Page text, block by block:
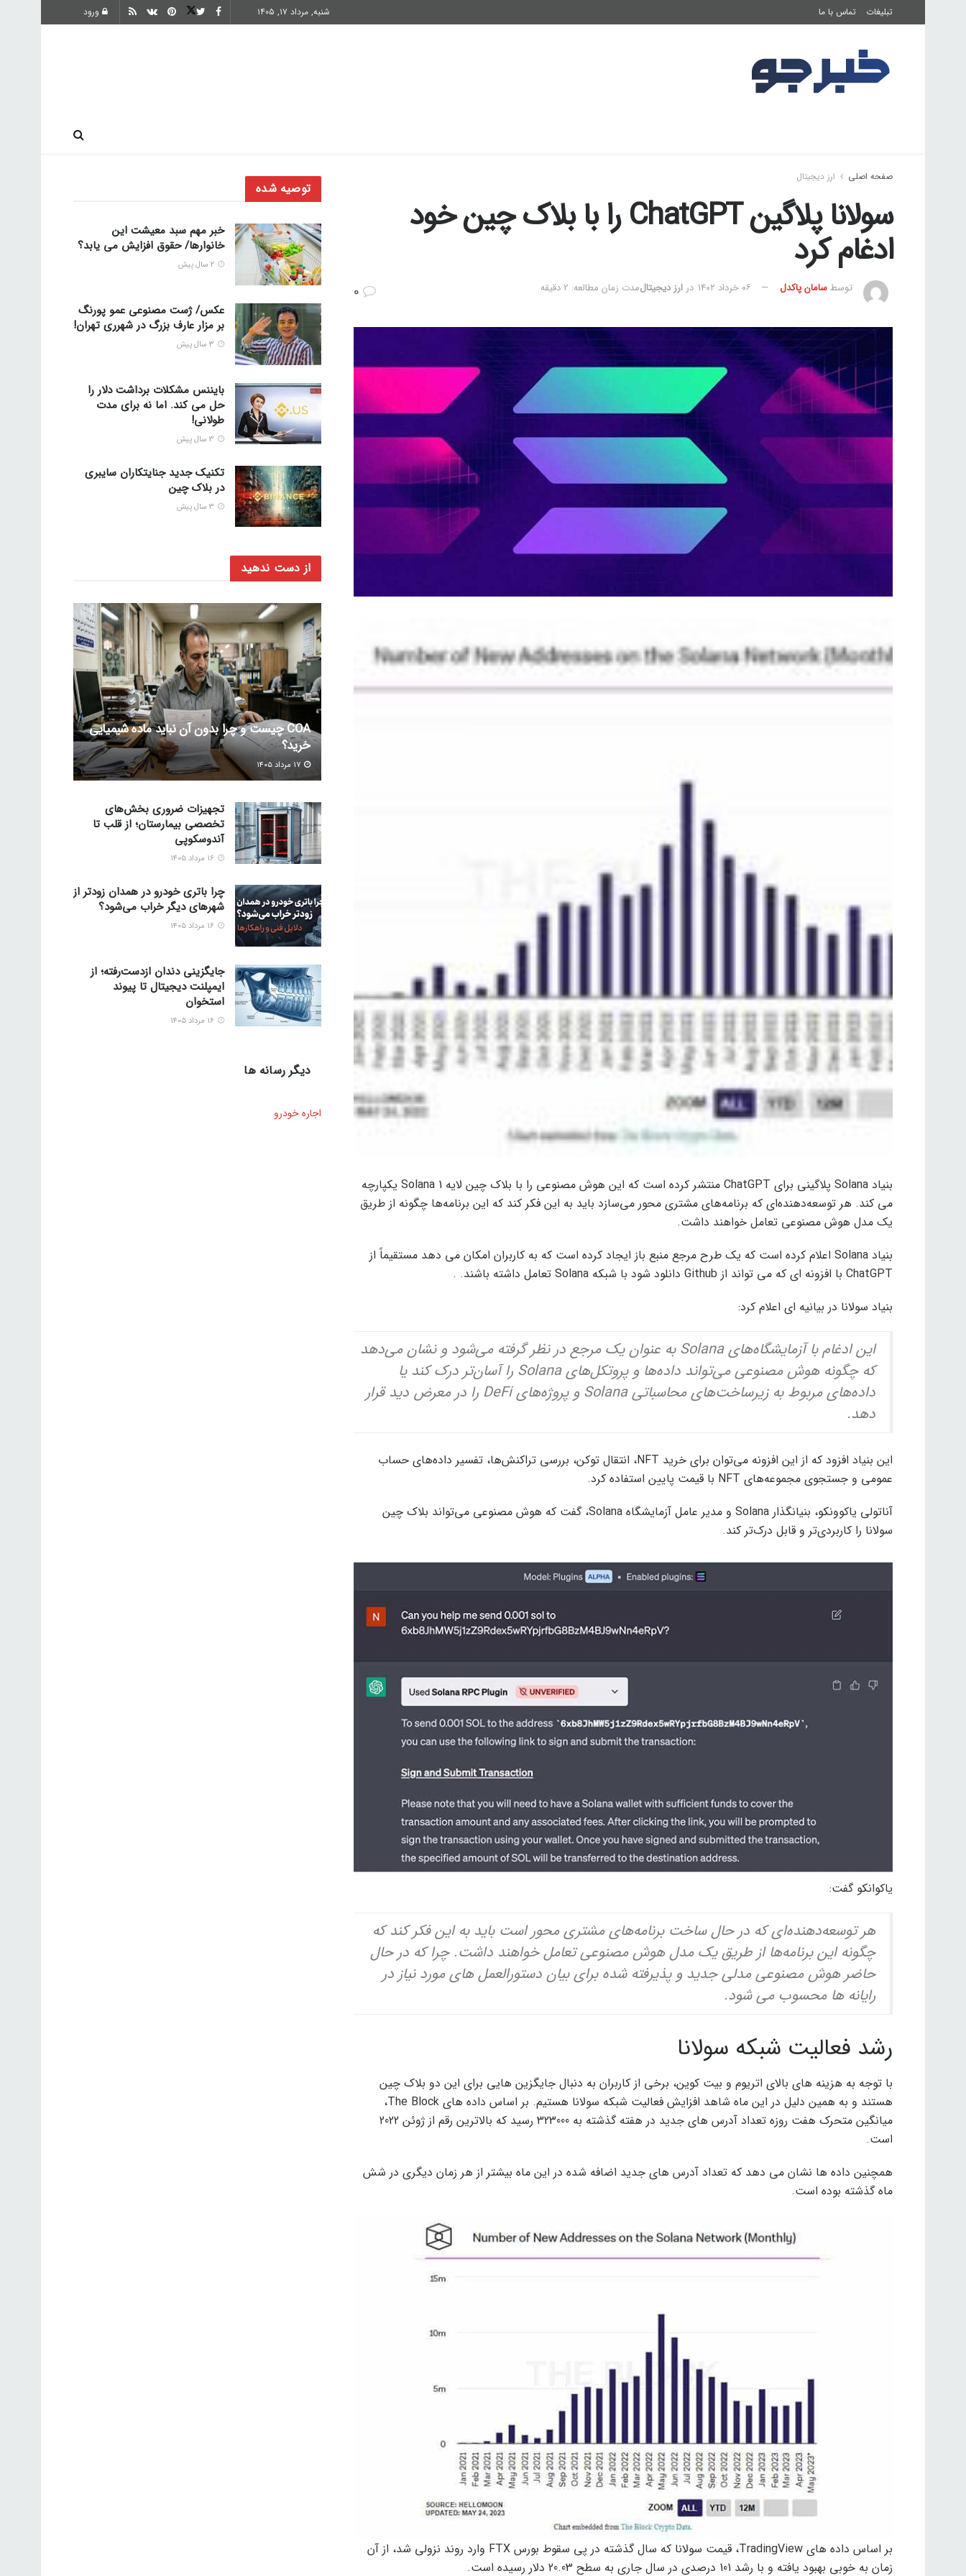
تبلیغات تماس با ما شنبه, مرداد ۱۷, ۱۴۰۵ ورود
صفحه اصلی ارز دیجیتال
سولانا پلاگین ChatGPT را با بلاک چین خود
ادغام کرد
توسطسامان پاکدل ۰۶ خرداد ۱۴۰۲ در ارز دیجیتالمدت زمان مطالعه: 2 دقیقه
بنیاد Solana پلاگینی برای ChatGPT منتشر کرده است که این هوش مصنوعی را با بلاک چین لایه 1 Solana یکپارچه
می کند. هر توسعه‌دهنده‌ای که برنامه‌های مشتری محور می‌سازد باید به این فکر کند که این برنامه‌ها چگونه از طریق
یک مدل هوش مصنوعی تعامل خواهند داشت.
بنیاد Solana اعلام کرده است که یک طرح مرجع منبع باز ایجاد کرده است که به کاربران امکان می دهد مستقیماً از
ChatGPT با افزونه ای که می تواند از Github دانلود شود با شبکه Solana تعامل داشته باشند. .
بنیاد سولانا در بیانیه ای اعلام کرد:
این ادغام با آزمایشگاه‌های Solana به عنوان یک مرجع در نظر گرفته می‌شود و نشان می‌دهد
که چگونه هوش مصنوعی می‌تواند داده‌ها و پروتکل‌های Solana را آسان‌تر درک کند یا
داده‌های مربوط به زیرساخت‌های محاسباتی Solana و پروژه‌های DeFi را در معرض دید قرار
دهد.
این بنیاد افزود که از این افزونه می‌توان برای خرید NFT، انتقال توکن، بررسی تراکنش‌ها، تفسیر داده‌های حساب
عمومی و جستجوی مجموعه‌های NFT با قیمت پایین استفاده کرد.
آناتولی یاکوونکو، بنیانگذار Solana و مدیر عامل آزمایشگاه Solana، گفت که هوش مصنوعی می‌تواند بلاک چین
سولانا را کاربردی‌تر و قابل درک‌تر کند.
یاکوانکو گفت:
هر توسعه‌دهنده‌ای که در حال ساخت برنامه‌های مشتری محور است باید به این فکر کند که
چگونه این برنامه‌ها از طریق یک مدل هوش مصنوعی تعامل خواهند داشت. چرا که در حال
حاضر هوش مصنوعی مدلی جدید و پذیرفته شده برای بیان دستورالعمل های مورد نیاز در
رایانه ها محسوب می شود.
رشد فعالیت شبکه سولانا
با توجه به هزینه های بالای اتریوم و بیت کوین، برخی از کاربران به دنبال جایگزین هایی برای این دو بلاک چین
هستند و به همین دلیل در این ماه شاهد افزایش فعالیت شبکه سولانا هستیم. بر اساس داده های The Block،
میانگین متحرک هفت روزه تعداد آدرس های جدید در هفته گذشته به 323000 رسید که بالاترین رقم از ژوئن 2022
است.
همچنین داده ها نشان می دهد که تعداد آدرس های جدید اضافه شده در این ماه بیشتر از هر زمان دیگری در شش
ماه گذشته بوده است.
بر اساس داده های TradingView، قیمت سولانا که سال گذشته در پی سقوط بورس FTX وارد روند نزولی شد، از آن
زمان به خوبی بهبود یافته و با رشد 101 درصدی در سال جاری به سطح 20.03 دلار رسیده است.
توصیه شده
خبر مهم سبد معیشت این
خانوارها/ حقوق افزایش می یابد؟
عکس/ ژست مصنوعی عمو پورنگ
بر مزار عارف بزرگ در شهرری تهران!
بایننس مشکلات برداشت دلار را
حل می کند. اما نه برای مدت
طولانی!
تکنیک جدید جنایتکاران سایبری
در بلاک چین
از دست ندهید
COA چیست و چرا بدون آن نباید ماده شیمیایی
خرید؟
تجهیزات ضروری بخش‌های
تخصصی بیمارستان؛ از قلب تا
آندوسکوپی
چرا باتری خودرو در همدان زودتر از
شهرهای دیگر خراب می‌شود؟
جایگزینی دندان ازدست‌رفته؛ از
ایمپلنت دیجیتال تا پیوند
استخوان
دیگر رسانه ها
اجاره خودرو